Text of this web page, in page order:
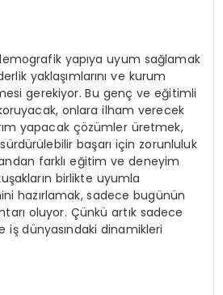
yapıya uyum sağlamak
yaklaşımlarını ve kurum
gerekiyor. Bu genç ve eğitimli
onlara ilham verecek
yapacak çözümler üretmek,
başarı için zorunluluk
farklı eğitim ve deneyim
birlikte uyumla
hazırlamak, sadece bugünün
oluyor. Çünkü artık sadece
iş dünyasındaki dinamikleri